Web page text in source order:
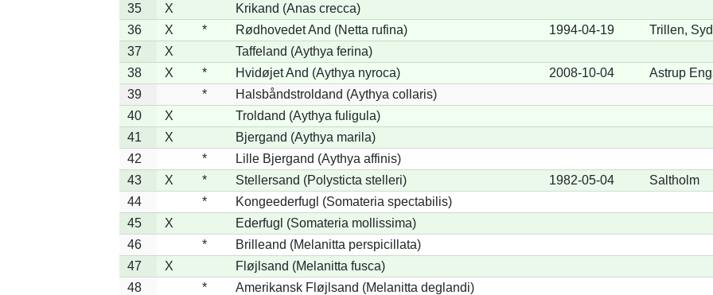
35
X
Krikand (Anas crecca)
36
X * Rødhovedet And (Netta rufina) 1994-04-19
Trillen,
37
X
Taffeland (Aythya ferina)
38
X * Hvidøjet And (Aythya nyroca) 2008-10-04
Astrup
39
*
Halsbåndstroldand (Aythya collaris)
40
X
Troldand (Aythya fuligula)
41
X
Bjergand (Aythya marila)
42
*
Lille Bjergand (Aythya affinis)
43
X * Stellersand (Polysticta stelleri) 1982-05-04
Saltholm
44
*
Kongeederfugl (Somateria spectabilis)
45
X
Ederfugl (Somateria mollissima)
46
*
Brilleand (Melanitta perspicillata)
47
X
Fløjlsand (Melanitta fusca)
48
*
Amerikansk Fløjlsand (Melanitta deglandi)